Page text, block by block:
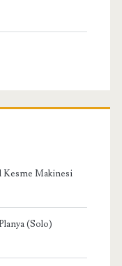
Kesme Makinesi
(Solo)